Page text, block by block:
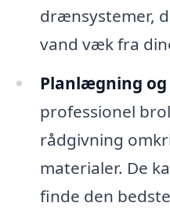
drænsystemer,
vand væk fra
Planlægning
professionel
rådgivning
materialer. De
finde den